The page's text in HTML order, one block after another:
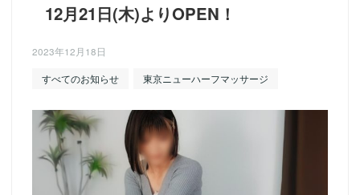
12月21日(木)よりOPEN！
2023年12月18日
すべてのお知らせ
東京ニューハーフマッサージ